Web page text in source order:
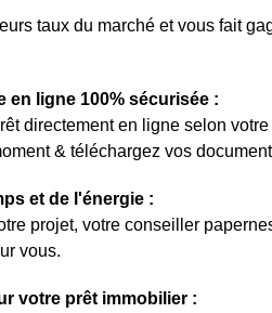
taux du marché et vous fait
en ligne 100% sécurisée :
directement en ligne selon
& téléchargez vos
et de l'énergie :
projet, votre conseiller
vous.
votre prêt immobilier :